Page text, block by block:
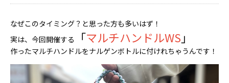
なぜこのタイミング？と思った方も多いはず！
実は、今回開催する
「マルチハンドルWS 」
作ったマルチハンドルをナルゲンボトルに付けれちゃうんです！